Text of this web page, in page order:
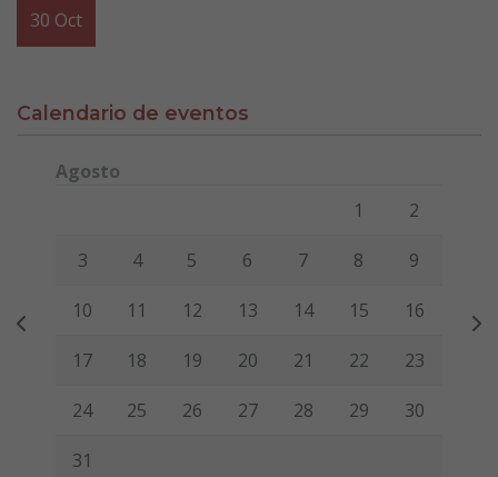
30 Oct
Calendario de eventos
Agosto
Viernes Sábado
1 2
3 4 5 6 7 8 9
10 11 12 13 14 15 16
17 18 19 20 21 22 23
24 25 26 27 28 29 30
31